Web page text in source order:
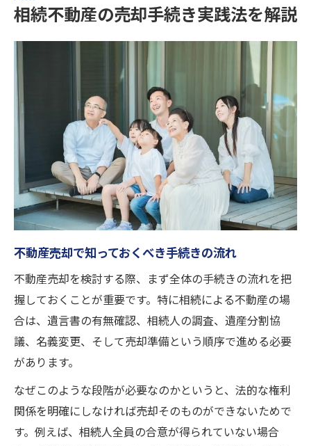
不動産売却時の書類や提出先の基礎知識
不動産売却を成功させる高槻市での準備力
高槻市の不動産売却で押さえるべきコツ
不動産売却時に役立つ地域情報の活用術
売却希望時期に合わせた不動産売却の進め
方
高槻市で信頼できる不動産売却先の選び方
名義変更から売却まで失敗しない進め方
不動産売却で押さえる名義変更のポイント
相続手続きから不動産売却までの流れ解説
名義変更時の書類準備と不動産売却の関係
不動産売却における相続手続きの基礎知識
不動産売却時の相続手続き基本フロー解説
相続登記と不動産売却の関係を正しく理解
不動産売却のための必要書類と取得方法
相続手続きに伴う不動産売却の注意点
相続不動産の売却手続き実践法を解説
不動産売却で知っておくべき手続きの流れ
不動産売却を検討する際、まず全体の手続きの流れを把
握しておくことが重要です。特に相続による不動産の場
合は、遺言書の有無確認、相続人の調査、遺産分割協
議、名義変更、そして売却準備という順序で進める必要
があります。
なぜこのような段階が必要なのかというと、法的な権利
関係を明確にしなければ売却そのものができないためで
す。例えば、相続人全員の合意が得られていない場合